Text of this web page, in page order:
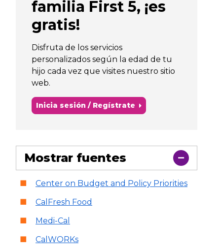
familia First 5, ¡es
gratis!
Disfruta de los servicios
personalizados según la edad de tu
hijo cada vez que visites nuestro sitio
web.
Inicia sesión / Regístrate
Mostrar fuentes
Center on Budget and Policy Priorities
CalFresh Food
Medi-Cal
CalWORKs